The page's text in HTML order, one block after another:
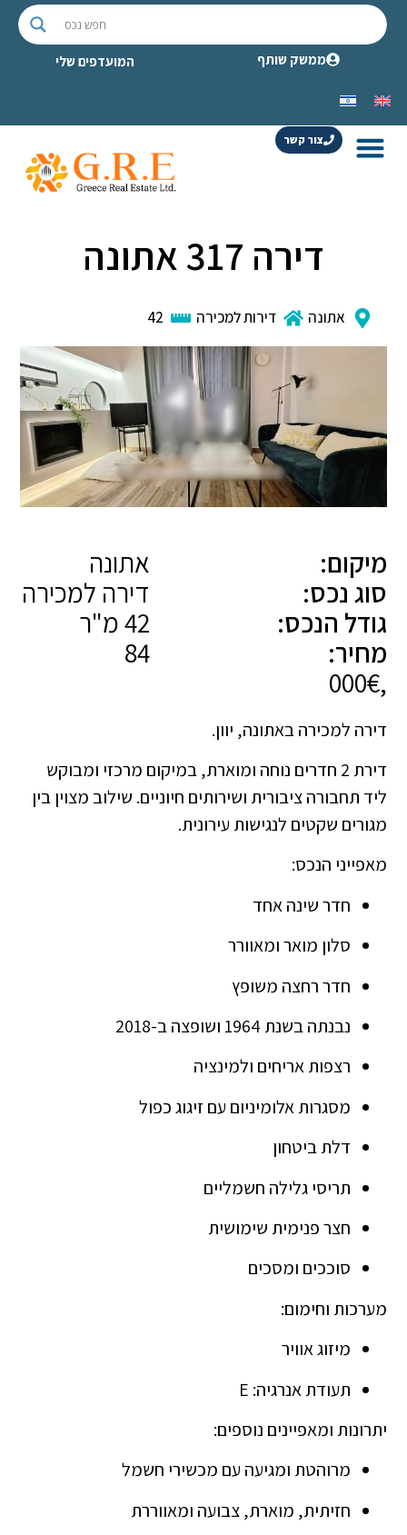
ממשק שותף המועדפים שלי
צור קשר
דירה 317 אתונה
אתונה דירות למכירה 42
מיקום:
אתונה
סוג נכס:
דירה למכירה
גודל הנכס:
מחיר:
84
,000€
דירה למכירה באתונה, יוון.
דירת 2 חדרים נוחה ומוארת, במיקום מרכזי ומבוקש
ליד תחבורה ציבורית ושירותים חיוניים. שילוב מצוין בין
מגורים שקטים לנגישות עירונית.
מאפייני הנכס:
חדר שינה אחד
סלון מואר ומאוורר
חדר רחצה משופץ
נבנתה בשנת 1964 ושופצה ב-2018
רצפות אריחים ולמינציה
מסגרות אלומיניום עם זיגוג כפול
דלת ביטחון
תריסי גלילה חשמליים
חצר פנימית שימושית
סוככים ומסכים
מערכות וחימום:
מיזוג אוויר
תעודת אנרגיה: E
יתרונות ומאפיינים נוספים:
מרוהטת ומגיעה עם מכשירי חשמל
חזיתית, מוארת, צבועה ומאווררת